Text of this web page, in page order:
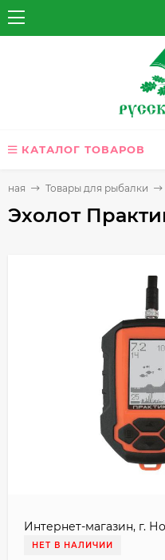
КАТАЛОГ ТОВАРОВ
Товары для рыбалки
Эхолот
Интернет-магазин, г.
НЕТ В НАЛИЧИИ